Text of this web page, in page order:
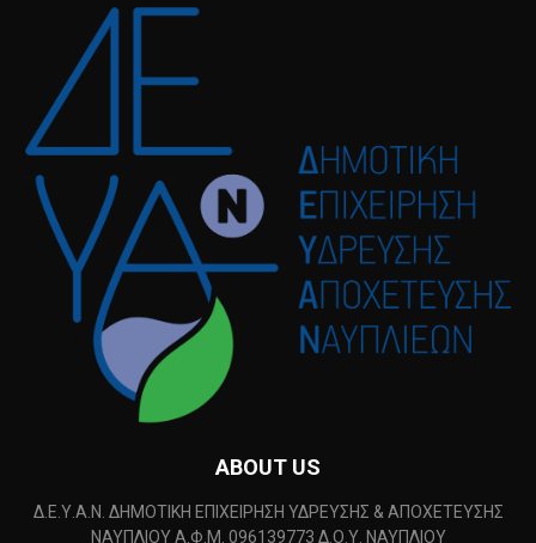
ABOUT US
Δ.Ε.Υ.Α.Ν. ΔΗΜΟΤΙΚΗ ΕΠΙΧΕΙΡΗΣΗ ΥΔΡΕΥΣΗΣ & ΑΠΟΧΕΤΕΥΣΗΣ
ΝΑΥΠΛΙΟΥ Α.Φ.Μ. 096139773 Δ.Ο.Υ. ΝΑΥΠΛΙΟΥ